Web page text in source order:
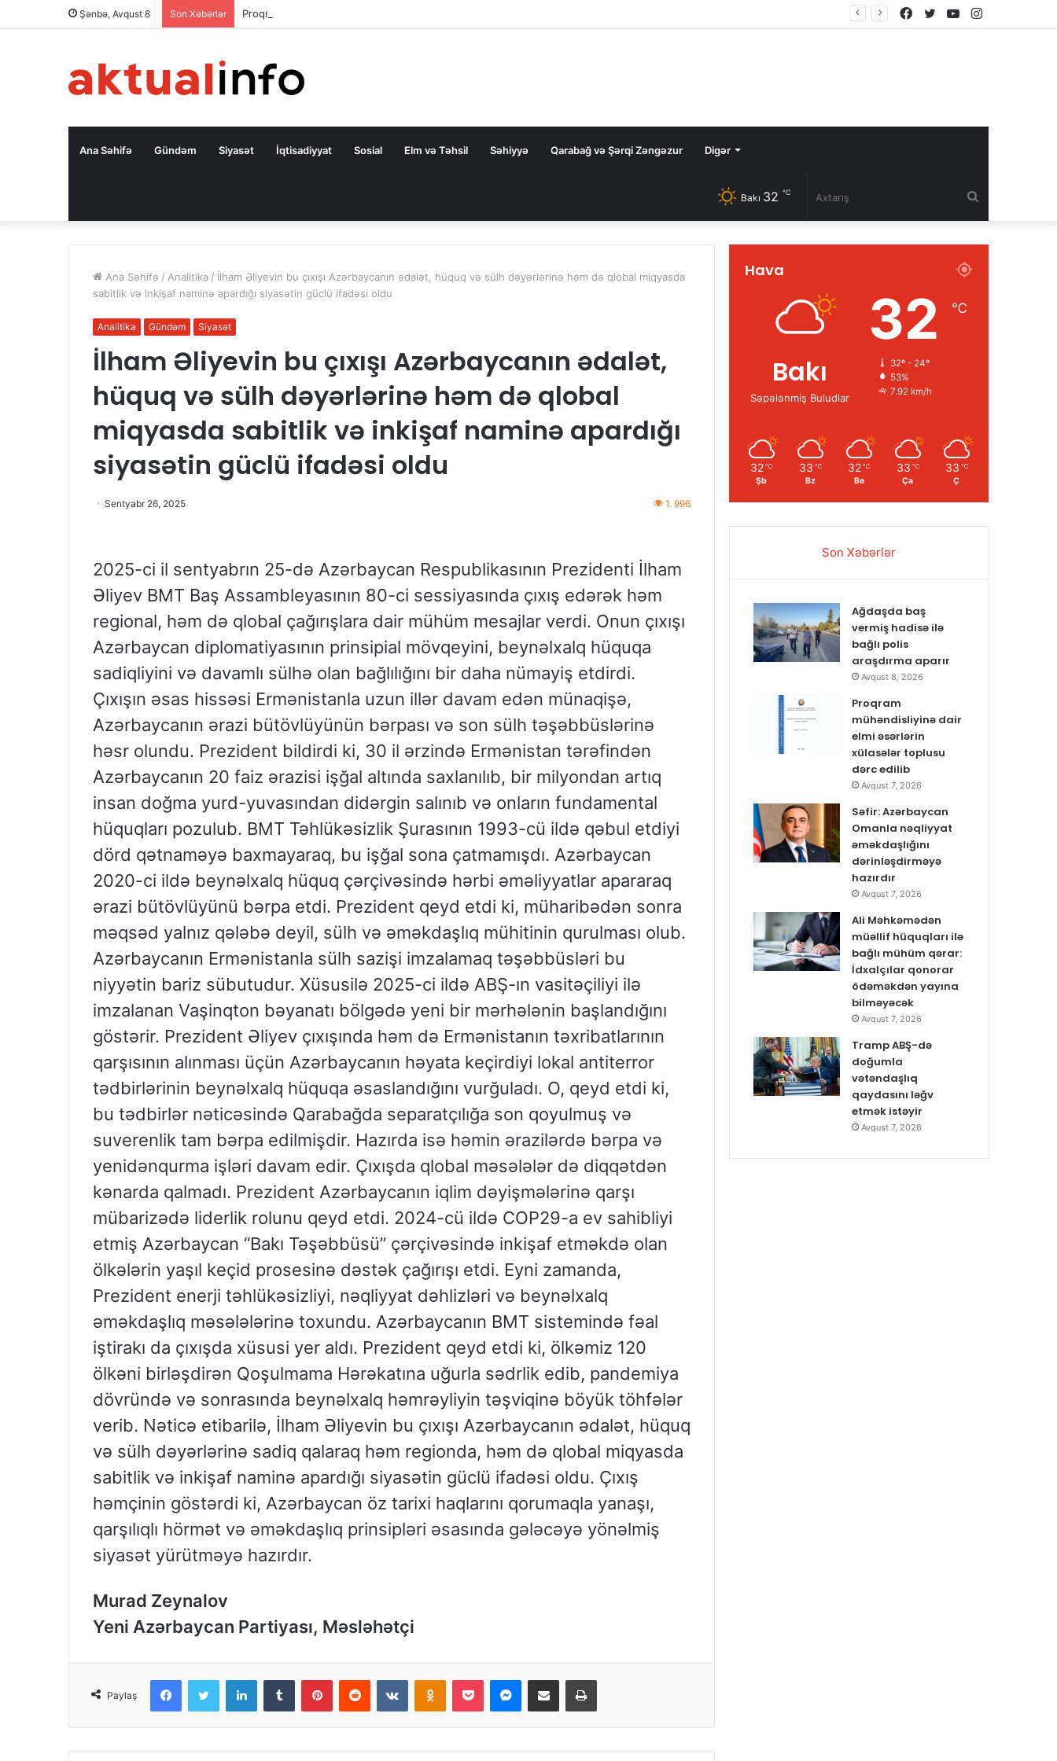
Şənbə, Avqust 8 Son Xəbərlər Proqram mühəndisliyinə dair elmi əsərlərin xülasələr toplusu dərc edilib YouTube
Twitter
Facebook
Ana Səhifə Gündəm Siyasət İqtisadiyyat Sosial Elm və Təhsil Səhiyyə Qarabağ və Şərqi Zəngəzur Digər
Bakı 32 ℃
Ana Səhifə / Analitika / İlham Əliyevin bu çıxışı Azərbaycanın ədalət, hüquq və sülh dəyərlərinə həm də qlobal miqyasda
sabitlik və inkişaf naminə apardığı siyasətin güclü ifadəsi oldu
Analitika Gündəm Siyasət
İlham Əliyevin bu çıxışı Azərbaycanın ədalət,
hüquq və sülh dəyərlərinə həm də qlobal
miqyasda sabitlik və inkişaf naminə apardığı
siyasətin güclü ifadəsi oldu
Sentyabr 26, 2025 1. 996
2025-ci il sentyabrın 25-də Azərbaycan Respublikasının Prezidenti İlham
Əliyev BMT Baş Assambleyasının 80-ci sessiyasında çıxış edərək həm
regional, həm də qlobal çağırışlara dair mühüm mesajlar verdi. Onun çıxışı
Azərbaycan diplomatiyasının prinsipial mövqeyini, beynəlxalq hüquqa
sadiqliyini və davamlı sülhə olan bağlılığını bir daha nümayiş etdirdi.
Çıxışın əsas hissəsi Ermənistanla uzun illər davam edən münaqişə,
Azərbaycanın ərazi bütövlüyünün bərpası və son sülh təşəbbüslərinə
həsr olundu. Prezident bildirdi ki, 30 il ərzində Ermənistan tərəfindən
Azərbaycanın 20 faiz ərazisi işğal altında saxlanılıb, bir milyondan artıq
insan doğma yurd-yuvasından didərgin salınıb və onların fundamental
hüquqları pozulub. BMT Təhlükəsizlik Şurasının 1993-cü ildə qəbul etdiyi
dörd qətnaməyə baxmayaraq, bu işğal sona çatmamışdı. Azərbaycan
2020-ci ildə beynəlxalq hüquq çərçivəsində hərbi əməliyyatlar apararaq
ərazi bütövlüyünü bərpa etdi. Prezident qeyd etdi ki, müharibədən sonra
məqsəd yalnız qələbə deyil, sülh və əməkdaşlıq mühitinin qurulması olub.
Azərbaycanın Ermənistanla sülh sazişi imzalamaq təşəbbüsləri bu
niyyətin bariz sübutudur. Xüsusilə 2025-ci ildə ABŞ-ın vasitəçiliyi ilə
imzalanan Vaşinqton bəyanatı bölgədə yeni bir mərhələnin başlandığını
göstərir. Prezident Əliyev çıxışında həm də Ermənistanın təxribatlarının
qarşısının alınması üçün Azərbaycanın həyata keçirdiyi lokal antiterror
tədbirlərinin beynəlxalq hüquqa əsaslandığını vurğuladı. O, qeyd etdi ki,
bu tədbirlər nəticəsində Qarabağda separatçılığa son qoyulmuş və
suverenlik tam bərpa edilmişdir. Hazırda isə həmin ərazilərdə bərpa və
yenidənqurma işləri davam edir. Çıxışda qlobal məsələlər də diqqətdən
kənarda qalmadı. Prezident Azərbaycanın iqlim dəyişmələrinə qarşı
mübarizədə liderlik rolunu qeyd etdi. 2024-cü ildə COP29-a ev sahibliyi
etmiş Azərbaycan “Bakı Təşəbbüsü” çərçivəsində inkişaf etməkdə olan
ölkələrin yaşıl keçid prosesinə dəstək çağırışı etdi. Eyni zamanda,
Prezident enerji təhlükəsizliyi, nəqliyyat dəhlizləri və beynəlxalq
əməkdaşlıq məsələlərinə toxundu. Azərbaycanın BMT sistemində fəal
iştirakı da çıxışda xüsusi yer aldı. Prezident qeyd etdi ki, ölkəmiz 120
ölkəni birləşdirən Qoşulmama Hərəkatına uğurla sədrlik edib, pandemiya
dövründə və sonrasında beynəlxalq həmrəyliyin təşviqinə böyük töhfələr
verib. Nəticə etibarilə, İlham Əliyevin bu çıxışı Azərbaycanın ədalət, hüquq
və sülh dəyərlərinə sadiq qalaraq həm regionda, həm də qlobal miqyasda
sabitlik və inkişaf naminə apardığı siyasətin güclü ifadəsi oldu. Çıxış
həmçinin göstərdi ki, Azərbaycan öz tarixi haqlarını qorumaqla yanaşı,
qarşılıqlı hörmət və əməkdaşlıq prinsipləri əsasında gələcəyə yönəlmiş
siyasət yürütməyə hazırdır.
Murad Zeynalov
Yeni Azərbaycan Partiyası, Məsləhətçi
Paylaş
Hava
Bakı
Səpələnmiş Buludlar
32 ℃
32º - 24º
53%
7.92 km/h
32 ℃
Şb
33 ℃
Bz
32 ℃
Be
33 ℃
Ça
33 ℃
Ç
Son Xəbərlər
Ağdaşda baş
vermiş hadisə ilə
bağlı polis
araşdırma aparır
Avqust 8, 2026
Proqram
mühəndisliyinə dair
elmi əsərlərin
xülasələr toplusu
dərc edilib
Avqust 7, 2026
Səfir: Azərbaycan
Omanla nəqliyyat
əməkdaşlığını
dərinləşdirməyə
hazırdır
Avqust 7, 2026
Ali Məhkəmədən
müəllif hüquqları ilə
bağlı mühüm qərar:
İdxalçılar qonorar
ödəməkdən yayına
bilməyəcək
Avqust 7, 2026
Tramp ABŞ-də
doğumla
vətəndaşlıq
qaydasını ləğv
etmək istəyir
Avqust 7, 2026